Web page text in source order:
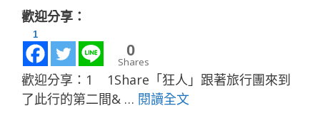
歡迎分享：
1
0
Shares
歡迎分享：1 1Share「狂人」跟著旅行團來到
了此行的第二間& … 閱讀全文